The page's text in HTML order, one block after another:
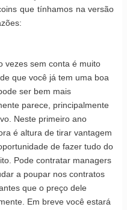
que tínhamos na versão
vezes sem conta é muito
que você já tem uma boa
ser bem mais
parece, principalmente
Neste primeiro ano
é altura de tirar vantagem
de fazer tudo do
Pode contratar managers
a poupar nos contratos
que o preço dele
Em breve você estará